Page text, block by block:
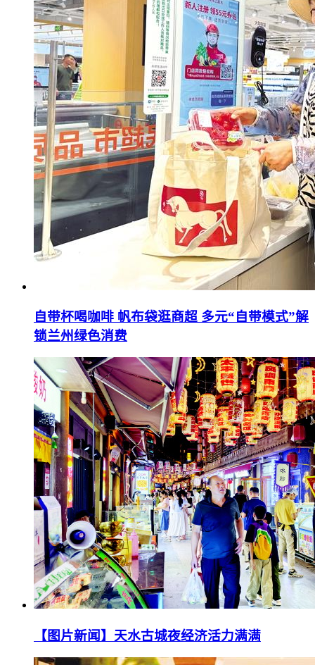
自带杯喝咖啡 帆布袋逛商超 多元“自带模式”解
锁兰州绿色消费
【图片新闻】天水古城夜经济活力满满